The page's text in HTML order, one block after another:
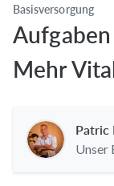
Basisversorgung
Mehr
Patric
Unser